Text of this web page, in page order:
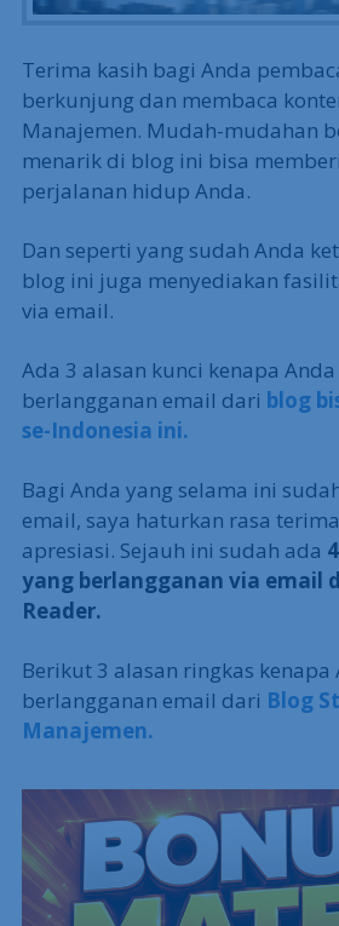
Terima kasih bagi Anda
berkunjung dan membaca
Manajemen. Mudah-mudahan
menarik di blog ini bisa
perjalanan hidup Anda.
Dan seperti yang sudah Anda
blog ini juga menyediakan
via email.
Ada 3 alasan kunci kenapa
berlangganan email dari blog
se-Indonesia ini.
Bagi Anda yang selama ini
email, saya haturkan rasa
apresiasi. Sejauh ini sudah ada
yang berlangganan via email
Reader.
Berikut 3 alasan ringkas kenapa
berlangganan email dari Blog
Manajemen.